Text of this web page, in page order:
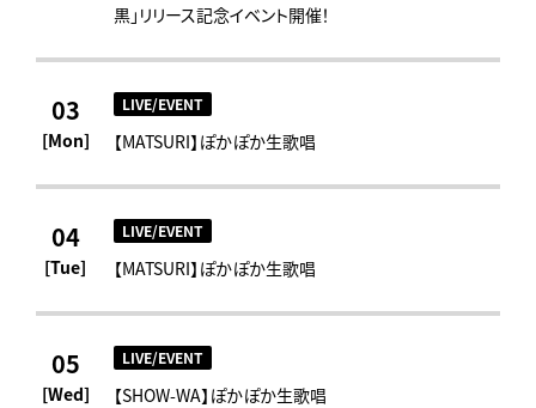
黒」リリース記念イベント開催！
03
[Mon]
LIVE/EVENT
【MATSURI】ぽかぽか生歌唱
04
[Tue]
LIVE/EVENT
【MATSURI】ぽかぽか生歌唱
05
[Wed]
LIVE/EVENT
【SHOW-WA】ぽかぽか生歌唱